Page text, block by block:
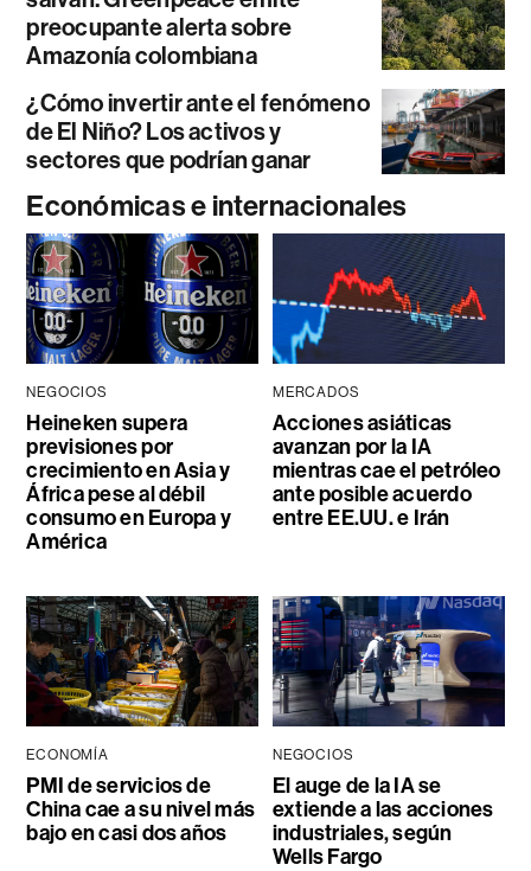
preocupante alerta sobre
Amazonía colombiana
¿Cómo invertir ante el fenómeno
de El Niño? Los activos y
sectores que podrían ganar
Económicas e internacionales
NEGOCIOS
Heineken supera
previsiones por
crecimiento en Asia y
África pese al débil
consumo en Europa y
América
MERCADOS
Acciones asiáticas
avanzan por la IA
mientras cae el petróleo
ante posible acuerdo
entre EE.UU. e Irán
ECONOMÍA
PMI de servicios de
China cae a su nivel más
bajo en casi dos años
NEGOCIOS
El auge de la IA se
extiende a las acciones
industriales, según
Wells Fargo